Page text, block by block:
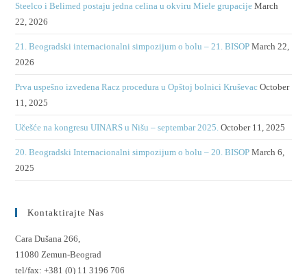
Steelco i Belimed postaju jedna celina u okviru Miele grupacije March
22, 2026
21. Beogradski internacionalni simpozijum o bolu – 21. BISOP March 22,
2026
Prva uspešno izvedena Racz procedura u Opštoj bolnici Kruševac October
11, 2025
Učešće na kongresu UINARS u Nišu – septembar 2025. October 11, 2025
20. Beogradski Internacionalni simpozijum o bolu – 20. BISOP March 6,
2025
Kontaktirajte Nas
Cara Dušana 266,
11080 Zemun-Beograd
tel/fax:+381 (0) 11 3196 706